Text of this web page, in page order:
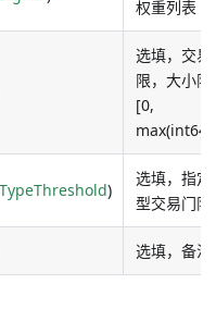
权重列表
选填，交易
限，大小限
[0,
max(int64)]
)
选填，指定
型交易门限
选填，备注